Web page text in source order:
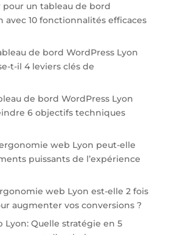
pour un tableau de bord
avec 10 fonctionnalités efficaces
de bord WordPress Lyon
t-il 4 leviers clés de
de bord WordPress Lyon
6 objectifs techniques
web Lyon peut-elle
puissants de l’expérience
web Lyon est-elle 2 fois
augmenter vos conversions ?
Lyon: Quelle stratégie en 5